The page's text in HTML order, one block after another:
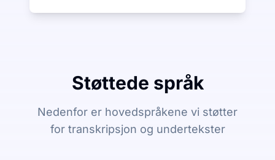
Støttede språk
Nedenfor er hovedspråkene vi støtter
for transkripsjon og undertekster